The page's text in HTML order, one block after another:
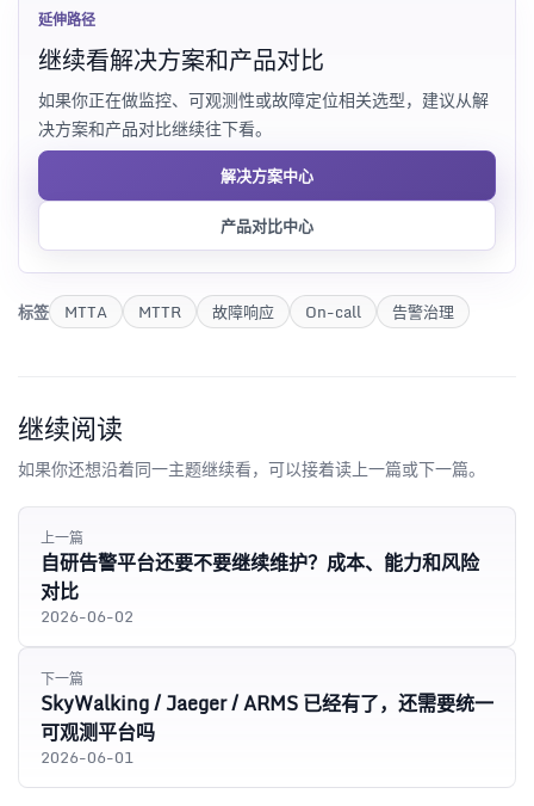
延伸路径
继续看解决方案和产品对比
如果你正在做监控、可观测性或故障定位相关选型，建议从解
决方案和产品对比继续往下看。
解决方案中心
产品对比中心
标签 MTTA MTTR 故障响应 On-call 告警治理
继续阅读
如果你还想沿着同一主题继续看，可以接着读上一篇或下一篇。
上一篇
自研告警平台还要不要继续维护？成本、能力和风险
对比
2026-06-02
下一篇
SkyWalking / Jaeger / ARMS 已经有了，还需要统一
可观测平台吗
2026-06-01